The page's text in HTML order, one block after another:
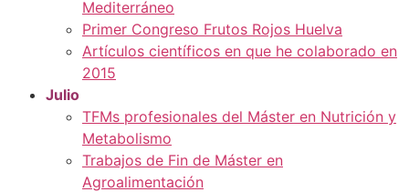
Mediterráneo
Primer Congreso Frutos Rojos Huelva
Artículos científicos en que he colaborado en
2015
Julio
TFMs profesionales del Máster en Nutrición y
Metabolismo
Trabajos de Fin de Máster en
Agroalimentación